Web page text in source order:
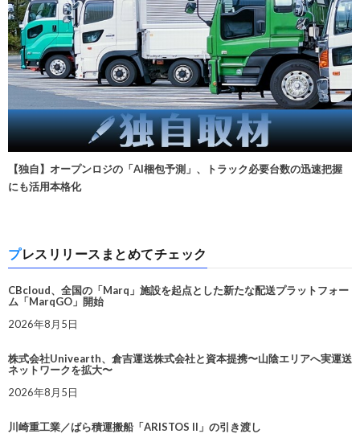
【独自】オープンロジの「AI梱包予測」、トラック必要台数の迅速把握
にも活用本格化
プレスリリースまとめてチェック
CBcloud、全国の「Marq」施設を起点とした新たな配送プラットフォー
ム「MarqGO」開始
2026年8月5日
株式会社Univearth、倉吉運送株式会社と資本提携〜山陰エリアへ実運送
ネットワークを拡大〜
2026年8月5日
川崎重工業／ばら積運搬船「ARISTOS II」の引き渡し